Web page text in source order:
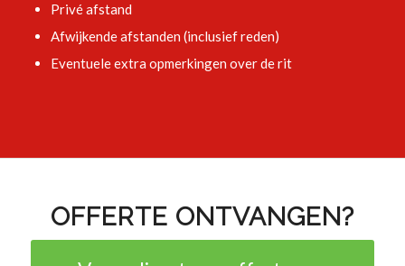
Privé afstand
Afwijkende afstanden (inclusief reden)
Eventuele extra opmerkingen over de rit
OFFERTE ONTVANGEN?